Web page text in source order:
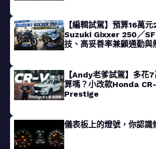
【編輯試駕】預算16萬
Suzuki Gixxer 250／
技、高妥善率兼顧通勤與
【Andy老爹試駕】多花
算嗎？小改款Honda
Prestige
儀表板上的燈號，你認識